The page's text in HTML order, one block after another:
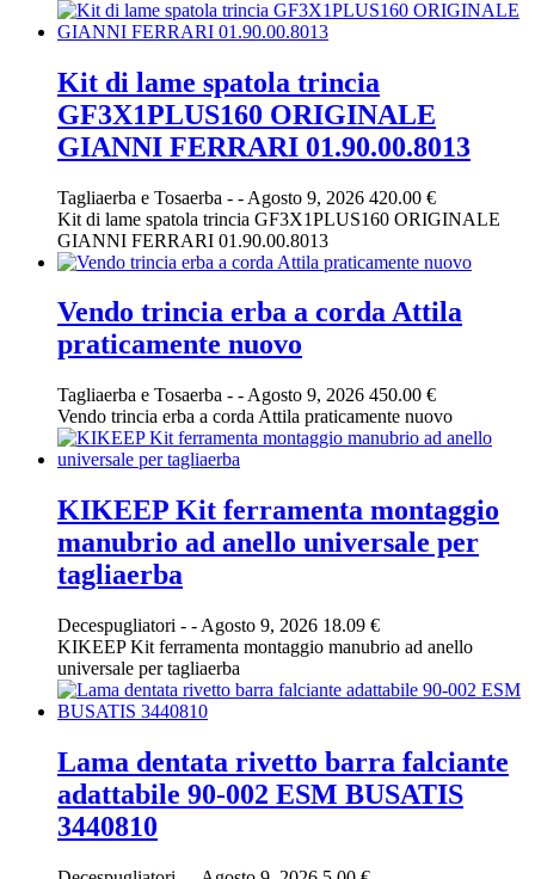
Kit di lame spatola trincia
GF3X1PLUS160 ORIGINALE
GIANNI FERRARI 01.90.00.8013
Tagliaerba e Tosaerba - - Agosto 9, 2026 420.00 €
Kit di lame spatola trincia GF3X1PLUS160 ORIGINALE
GIANNI FERRARI 01.90.00.8013
Vendo trincia erba a corda Attila
praticamente nuovo
Tagliaerba e Tosaerba - - Agosto 9, 2026 450.00 €
Vendo trincia erba a corda Attila praticamente nuovo
KIKEEP Kit ferramenta montaggio
manubrio ad anello universale per
tagliaerba
Decespugliatori - - Agosto 9, 2026 18.09 €
KIKEEP Kit ferramenta montaggio manubrio ad anello
universale per tagliaerba
Lama dentata rivetto barra falciante
adattabile 90-002 ESM BUSATIS
3440810